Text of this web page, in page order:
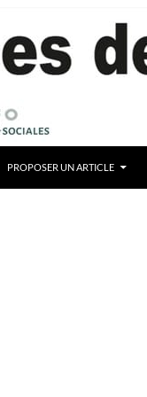
PROPOSER UN ARTICLE